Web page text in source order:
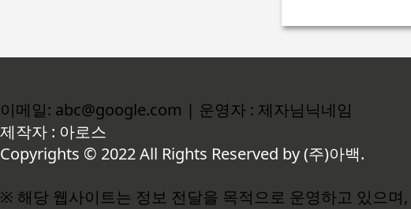
이메일: abc@google.com | 운영자 : 제자님닉네임
제작자 : 아로스
Copyrights © 2022 All Rights Reserved by (주)아백.
※ 해당 웹사이트는 정보 전달을 목적으로 운영하고 있으